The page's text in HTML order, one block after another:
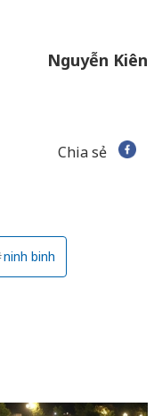
Nguyễn Kiên
Chia sẻ
ninh binh